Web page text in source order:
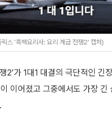
스 '흑백요리사: 요리 계급 전쟁2' 캡처)
2’가 1대1 대결의 극단적인
이어졌고 그중에서도 가장